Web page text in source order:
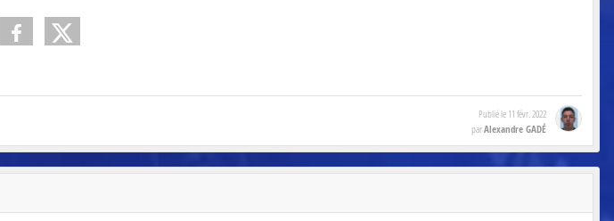
Publié le 11 févr. 2022
parAlexandre GADÉ